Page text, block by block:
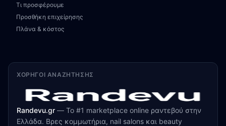
Τι προσφέρουμε
Προσθήκη επιχείρησης
Πλάνα & κόστος
ΧΟΡΗΓΟΊ ΑΝΑΖΉΤΗΣΗΣ
Randevu.gr — Το #1 marketplace online ραντεβού στην
Ελλάδα. Βρες κομμωτήρια, nail salons και beauty